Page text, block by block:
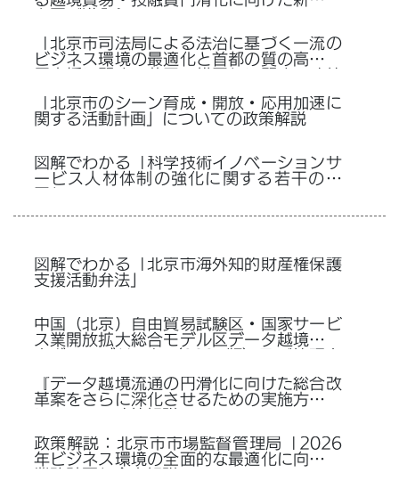
を再び導入』
「北京市司法局による法治に基づく一流の
ビジネス環境の最適化と首都の質の高い発
展支援に関する若干の措置」に関する政策
解説
「北京市のシーン育成・開放・応用加速に
関する活動計画」についての政策解説
図解でわかる「科学技術イノベーションサ
ービス人材体制の強化に関する若干の措
図解でわかる「北京市海外知的財産権保護
支援活動弁法」
中国（北京）自由貿易試験区・国家サービ
ス業開放拡大総合モデル区データ越境移転
ネガティブリスト（2025版）及び管理弁
法についての政策解説
『データ越境流通の円滑化に向けた総合改
革案をさらに深化させるための実施方案』
についての政策解説
政策解説：北京市市場監督管理局「2026
年ビジネス環境の全面的な最適化に向けた
業務計画」全文解説